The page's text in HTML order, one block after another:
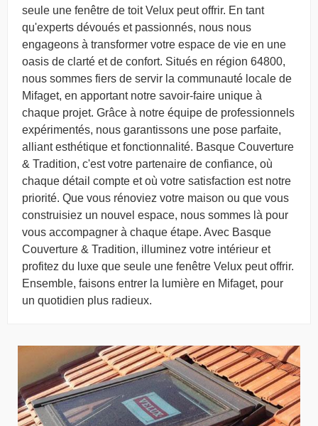
seule une fenêtre de toit Velux peut offrir. En tant
qu'experts dévoués et passionnés, nous nous
engageons à transformer votre espace de vie en une
oasis de clarté et de confort. Situés en région 64800,
nous sommes fiers de servir la communauté locale de
Mifaget, en apportant notre savoir-faire unique à
chaque projet. Grâce à notre équipe de professionnels
expérimentés, nous garantissons une pose parfaite,
alliant esthétique et fonctionnalité. Basque Couverture
& Tradition, c'est votre partenaire de confiance, où
chaque détail compte et où votre satisfaction est notre
priorité. Que vous rénoviez votre maison ou que vous
construisiez un nouvel espace, nous sommes là pour
vous accompagner à chaque étape. Avec Basque
Couverture & Tradition, illuminez votre intérieur et
profitez du luxe que seule une fenêtre Velux peut offrir.
Ensemble, faisons entrer la lumière en Mifaget, pour
un quotidien plus radieux.